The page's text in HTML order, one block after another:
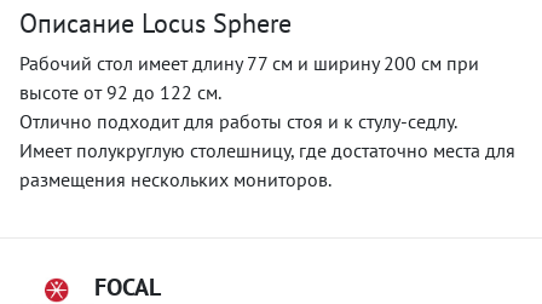
Описание Locus Sphere
Рабочий стол имеет длину 77 см и ширину 200 см при
высоте от 92 до 122 см.
Отлично подходит для работы стоя и к стулу-седлу.
Имеет полукруглую столешницу, где достаточно места для
размещения нескольких мониторов.
FOCAL